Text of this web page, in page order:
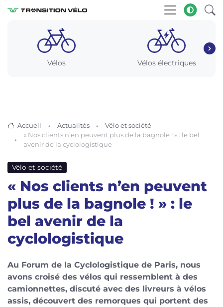
Vélos Vélos électriques
Accueil Actualités
Vélo et société
« Nos clients n’en peuvent plus de la bagnole ! » : le bel
avenir de la cyclologistique
Vélo et société
« Nos clients n’en peuvent
plus de la bagnole ! » : le
bel avenir de la
cyclologistique
Au Forum de la Cyclologistique de Paris, nous
avons croisé des vélos qui ressemblent à des
camionnettes, discuté avec des livreurs à vélos
assis, découvert des remorques qui portent des